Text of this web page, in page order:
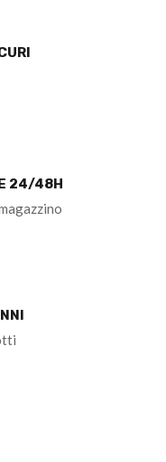
24/48H